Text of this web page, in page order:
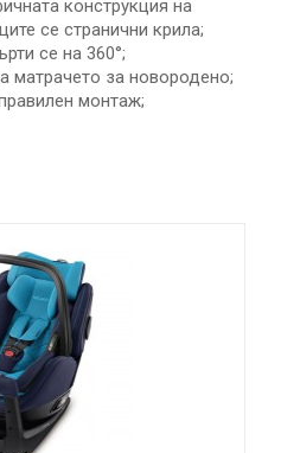
конструкция на
се странични крила;
се на 360°;
матрачето за новородено;
монтаж;